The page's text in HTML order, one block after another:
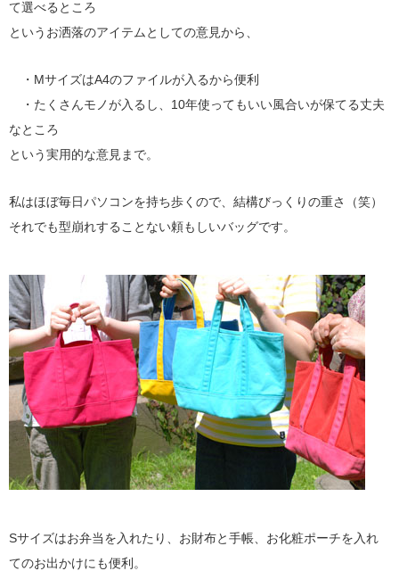
て選べるところ
というお洒落のアイテムとしての意見から、
・MサイズはA4のファイルが入るから便利
・たくさんモノが入るし、10年使ってもいい風合いが保てる丈夫
なところ
という実用的な意見まで。
私はほぼ毎日パソコンを持ち歩くので、結構びっくりの重さ（笑）
それでも型崩れすることない頼もしいバッグです。
Sサイズはお弁当を入れたり、お財布と手帳、お化粧ポーチを入れ
てのお出かけにも便利。